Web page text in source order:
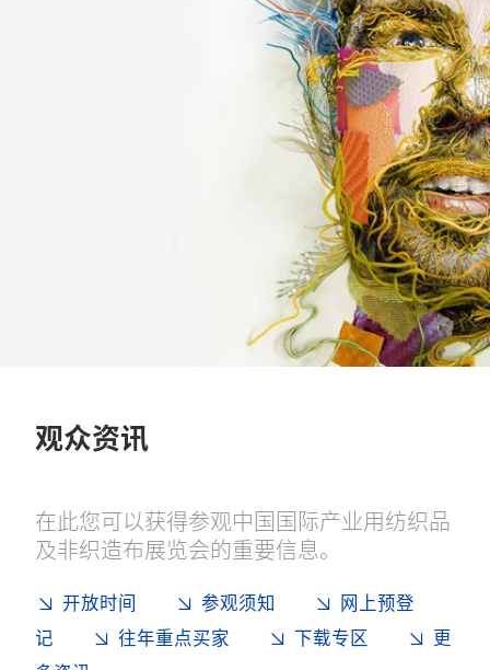
观众资讯
在此您可以获得参观中国国际产业用纺织品
及非织造布展览会的重要信息。
开放时间 参观须知
网上预登
记
往年重点买家 下载专区
更